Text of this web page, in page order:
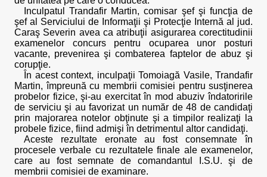
Inculpatul Trandafir Martin, comisar şef şi funcţia de
şef al Serviciului de Informaţii şi Protecţie Internă al jud.
Caraş Severin avea ca atribuţii asigurarea corectitudinii
examenelor concurs pentru ocuparea unor posturi
vacante, prevenirea şi combaterea faptelor de abuz şi
corupţie.
În acest context, inculpaţii Tomoiagă Vasile, Trandafir
Martin, împreună cu membrii comisiei pentru susţinerea
probelor fizice, şi-au exercitat în mod abuziv îndatoririle
de serviciu şi au favorizat un număr de 48 de candidaţi
prin majorarea notelor obţinute şi a timpilor realizaţi la
probele fizice, fiind admişi în detrimentul altor candidaţi.
Aceste rezultate eronate au fost consemnate în
procesele verbale cu rezultatele finale ale examenelor,
care au fost semnate de comandantul I.S.U. şi de
membrii comisiei de examinare.